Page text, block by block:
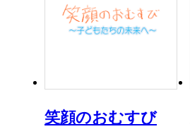
笑顔のおむすび